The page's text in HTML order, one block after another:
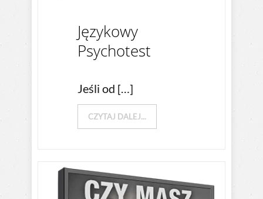
Językowy
Psychotest
Jeśli od […]
CZYTAJ DALEJ...